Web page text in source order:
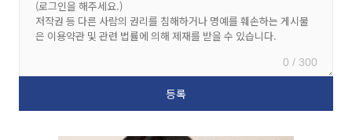
0 / 300